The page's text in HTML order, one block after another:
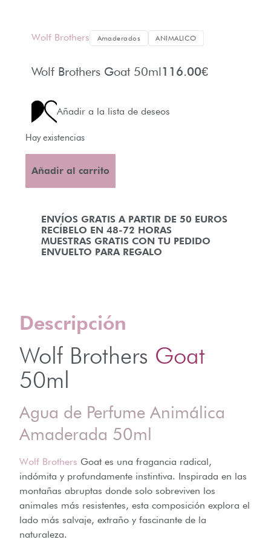
Wolf Brothers Amaderados ANIMALICO
Wolf Brothers Goat 50ml116.00€
Añadir a la lista de deseos
ENVÍOS GRATIS A PARTIR DE 50 EUROS
RECÍBELO EN 48-72 HORAS
MUESTRAS GRATIS CON TU PEDIDO
ENVUELTO PARA REGALO
Hay existencias
Añadir al carrito
Descripción
Wolf Brothers Goat
50ml
Agua de Perfume Animálica
Amaderada 50ml
Wolf Brothers Goat es una fragancia radical,
indómita y profundamente instintiva. Inspirada en las
montañas abruptas donde solo sobreviven los
animales más resistentes, esta composición explora el
lado más salvaje, extraño y fascinante de la
naturaleza.